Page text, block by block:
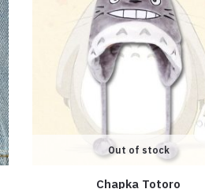
Out of stock
Chapka Totoro